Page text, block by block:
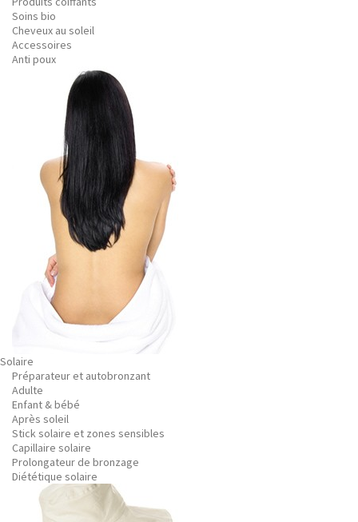
Soins bio
Cheveux au soleil
Accessoires
Anti poux
Solaire
Préparateur et autobronzant
Adulte
Enfant & bébé
Après soleil
Stick solaire et zones sensibles
Capillaire solaire
Prolongateur de bronzage
Diététique solaire